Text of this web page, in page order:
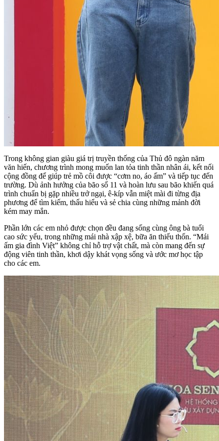
Trong không gian giàu giá trị truyền thống của Thủ đô ngàn năm
văn hiến, chương trình mong muốn lan tỏa tinh thần nhân ái, kết nối
cộng đồng để giúp trẻ mồ côi được “cơm no, áo ấm” và tiếp tục đến
trường. Dù ảnh hưởng của bão số 11 và hoàn lưu sau bão khiến quá
trình chuẩn bị gặp nhiều trở ngại, ê-kíp vẫn miệt mài đi từng địa
phương để tìm kiếm, thấu hiểu và sẻ chia cùng những mảnh đời
kém may mắn.
Phần lớn các em nhỏ được chọn đều đang sống cùng ông bà tuổi
cao sức yếu, trong những mái nhà xập xệ, bữa ăn thiếu thốn. “Mái
ấm gia đình Việt” không chỉ hỗ trợ vật chất, mà còn mang đến sự
động viên tinh thần, khơi dậy khát vọng sống và ước mơ học tập
cho các em.